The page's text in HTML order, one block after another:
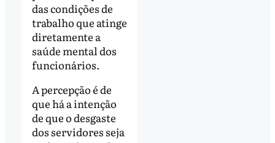
das condições de
trabalho que atinge
diretamente a
saúde mental dos
funcionários.
A percepção é de
que há a intenção
de que o desgaste
dos servidores seja